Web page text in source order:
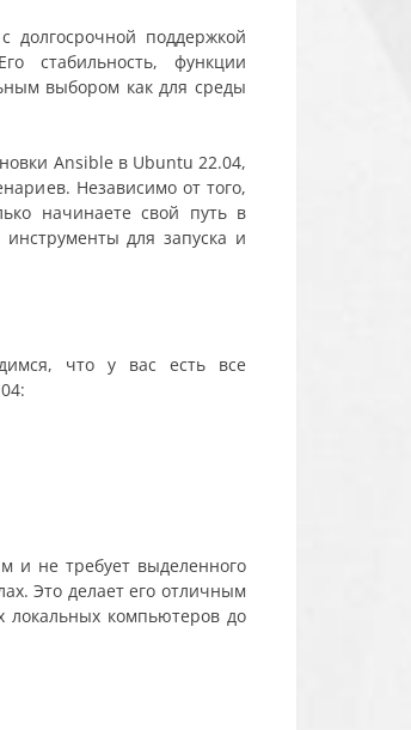
долгосрочной поддержкой
стабильность, функции
выбором как для среды
Ansible в Ubuntu 22.04,
Независимо от того,
начинаете свой путь в
для запуска и
что у вас есть все
и не требует выделенного
Это делает его отличным
локальных компьютеров до